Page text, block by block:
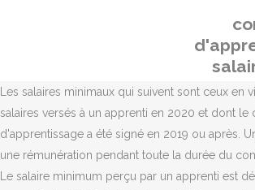
Les salaires minimaux qui suivent sont ceux en
salaires versés à un apprenti en 2020 et dont le
d'apprentissage a été signé en 2019 ou après.
une rémunération pendant toute la durée du
Le salaire minimum perçu par un apprenti est